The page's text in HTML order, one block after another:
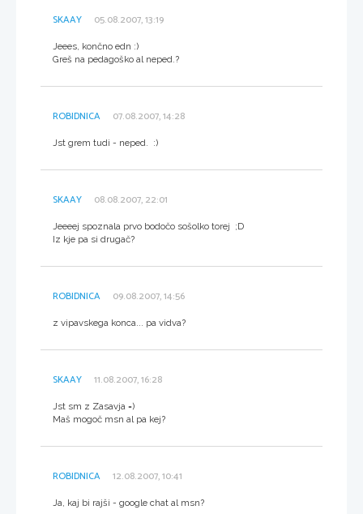
SKAAY 05.08.2007, 13:19
Jeees, končno edn :)
Greš na pedagoško al neped.?
ROBIDNICA 07.08.2007, 14:28
Jst grem tudi - neped. :)
SKAAY 08.08.2007, 22:01
Jeeeej spoznala prvo bodočo sošolko torej ;D
Iz kje pa si drugač?
ROBIDNICA 09.08.2007, 14:56
z vipavskega konca... pa vidva?
SKAAY 11.08.2007, 16:28
Jst sm z Zasavja =)
Maš mogoč msn al pa kej?
ROBIDNICA 12.08.2007, 10:41
Ja, kaj bi rajši - google chat al msn?